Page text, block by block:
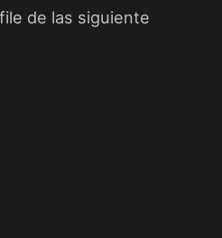
de las siguiente